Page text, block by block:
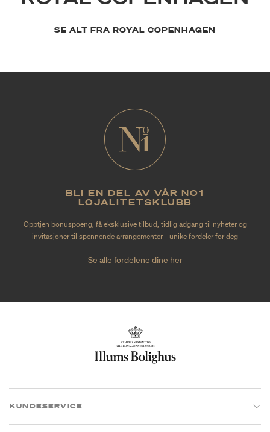
SE ALT FRA ROYAL COPENHAGEN
BLI EN DEL AV VÅR NO1
LOJALITETSKLUBB
Opptjen bonuspoeng, få eksklusive tilbud, tidlig adgang til nyheter og
invitasjoner til spennende arrangementer - unike fordeler for deg
Se alle fordelene dine her
KUNDESERVICE